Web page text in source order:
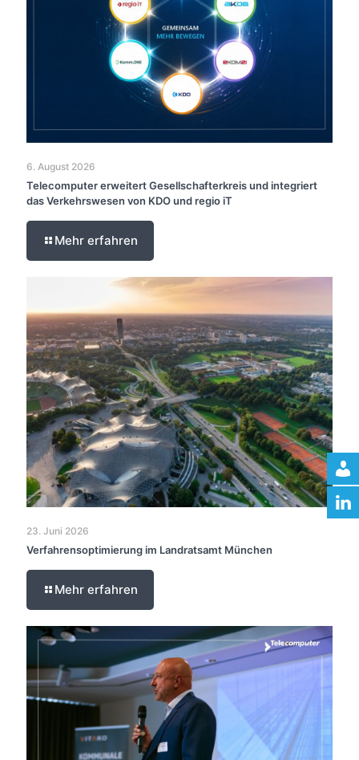
6. August 2026
Telecomputer erweitert Gesellschafterkreis und integriert
das Verkehrswesen von KDO und regio iT
Mehr erfahren
23. Juni 2026
Verfahrensoptimierung im Landratsamt München
Mehr erfahren